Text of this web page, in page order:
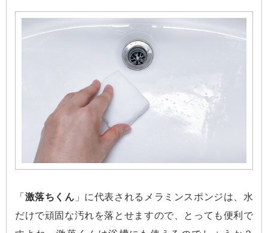
「 激落ちくん 」に代表されるメラミンスポンジは、水
だけで頑固な汚れを落とせますので、とっても便利で